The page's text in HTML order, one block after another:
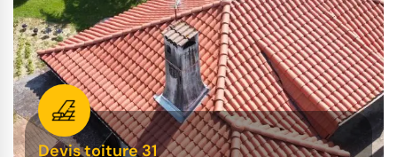
Devis toiture 31